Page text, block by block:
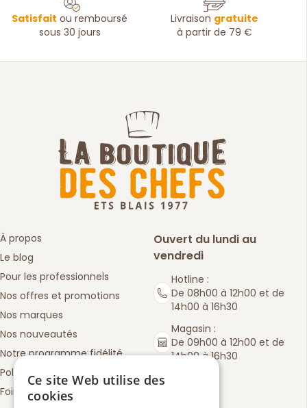
Satisfait ou remboursé
sous 30 jours
Livraison gratuite
à partir de 79 €
À propos
Le blog
Pour les professionnels
Nos offres et promotions
Nos marques
Nos nouveautés
Notre programme fidélité
Politique de retours
Foire aux questions
Ouvert du lundi au
vendredi
Hotline :
De 08h00 à 12h00 et de
14h00 à 16h30
Magasin :
De 09h00 à 12h00 et de
14h00 à 16h30
Ce site Web utilise des
cookies